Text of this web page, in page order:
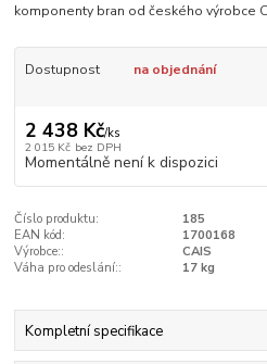
komponenty bran od českého výrobce
Dostupnost na objednání
2 438 Kč/ks
2 015 Kč bez DPH
Momentálně není k dispozici
Číslo produktu:
185
EAN kód:
1700168
Výrobce::
CAIS
Váha pro odeslání::
17 kg
Kompletní specifikace